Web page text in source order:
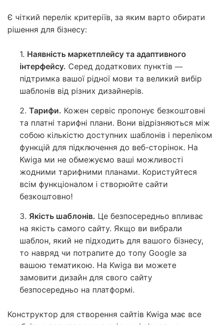
Є чіткий перелік критеріїв, за яким варто обирати
рішення для бізнесу:
1. Наявність маркетплейсу та адаптивного
інтерфейсу. Серед додаткових пунктів —
підтримка вашої рідної мови та великий вибір
шаблонів від різних дизайнерів.
2. Тарифи. Кожен сервіс пропонує безкоштовні
та платні тарифні плани. Вони відрізняються між
собою кількістю доступних шаблонів і переліком
функцій для підключення до веб-сторінок. На
Kwiga ми не обмежуємо ваші можливості
жодними тарифними планами. Користуйтеся
всім функціоналом і створюйте сайти
безкоштовно!
3. Якість шаблонів. Це безпосередньо впливає
на якість самого сайту. Якщо ви вибрали
шаблон, який не підходить для вашого бізнесу,
то навряд чи потрапите до топу Google за
вашою тематикою. На Kwiga ви можете
замовити дизайн для свого сайту
безпосередньо на платформі.
Конструктор для створення сайтів Kwiga має все